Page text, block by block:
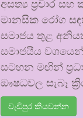
අසත්‍ය ප්‍රචාර
මානසික රෝග
සමාජය තුළ
සමාජයීය
සටහන මඟින්
ඖෂධවල සැබෑ
වැඩිපුර කියවන්න